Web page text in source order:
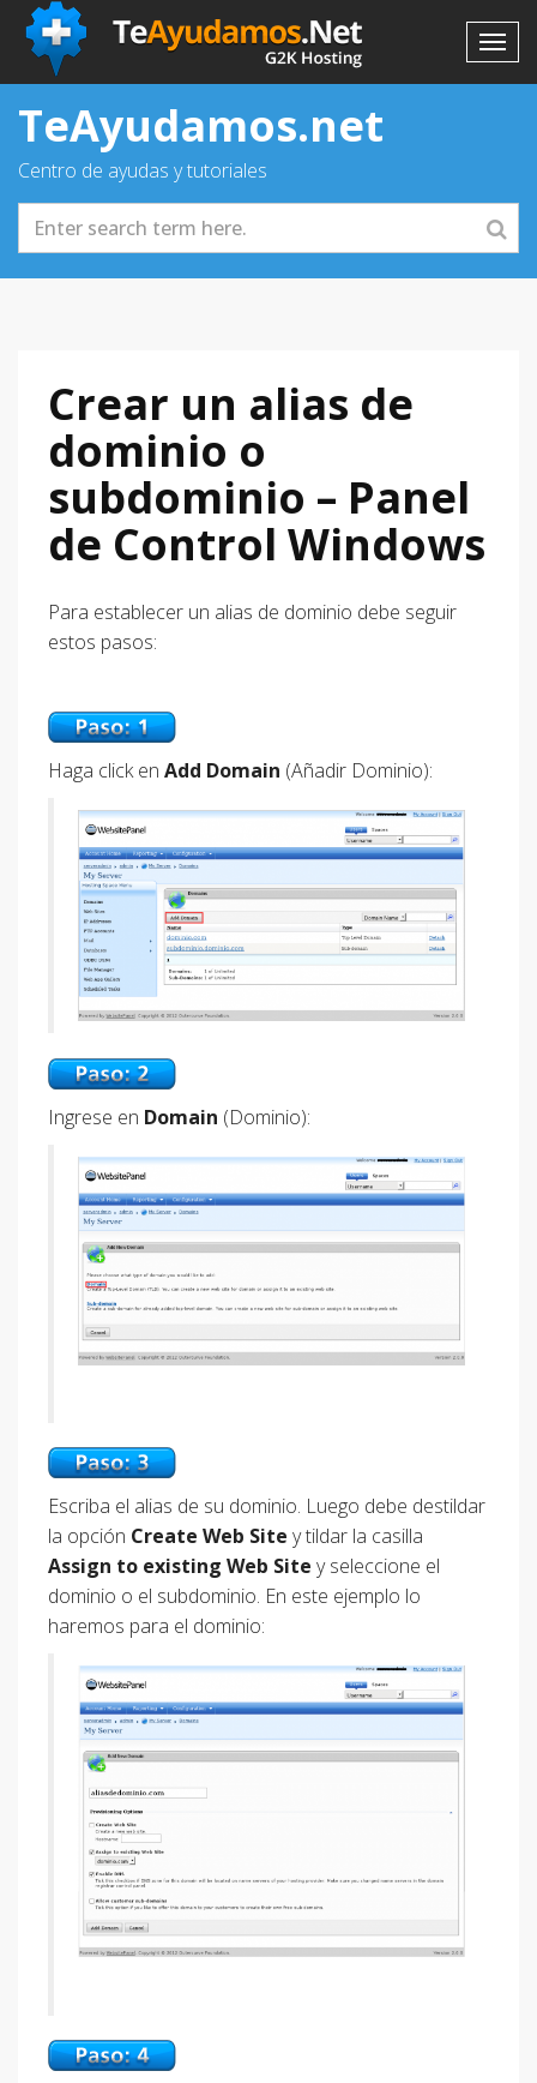
TeAyudamos.net
Centro de ayudas y tutoriales
Crear un alias de
dominio o
subdominio – Panel
de Control Windows
Para establecer un alias de dominio debe seguir
estos pasos:
Haga click en Add Domain (Añadir Dominio):
Ingrese en Domain (Dominio):
Escriba el alias de su dominio. Luego debe destildar
la opción Create Web Site y tildar la casilla
Assign to existing Web Site y seleccione el
dominio o el subdominio. En este ejemplo lo
haremos para el dominio: